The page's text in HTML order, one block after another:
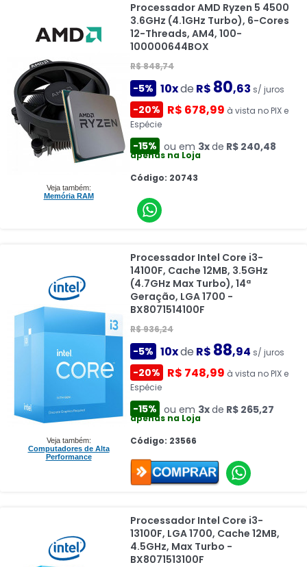
Veja também:
Memória RAM
Processador AMD Ryzen 5 4500
3.6GHz (4.1GHz Turbo), 6-Cores
12-Threads, AM4, 100-
100000644BOX
R$ 848,74
-5% 10xde R$ 80,63 s/ juros
-20% R$ 678,99 à vista no PIX e
Espécie
-15% ou em 3xde R$ 240,48
apenas na Loja
Código: 20743
Veja também:
Computadores de Alta
Performance
Processador Intel Core i3-
14100F, Cache 12MB, 3.5GHz
(4.7GHz Max Turbo), 14ª
Geração, LGA 1700 -
BX8071514100F
R$ 936,24
-5% 10xde R$ 88,94 s/ juros
-20% R$ 748,99 à vista no PIX e
Espécie
-15% ou em 3xde R$ 265,27
apenas na Loja
Código: 23566
Processador Intel Core i3-
13100F, LGA 1700, Cache 12MB,
4.5GHz, Max Turbo -
BX8071513100F